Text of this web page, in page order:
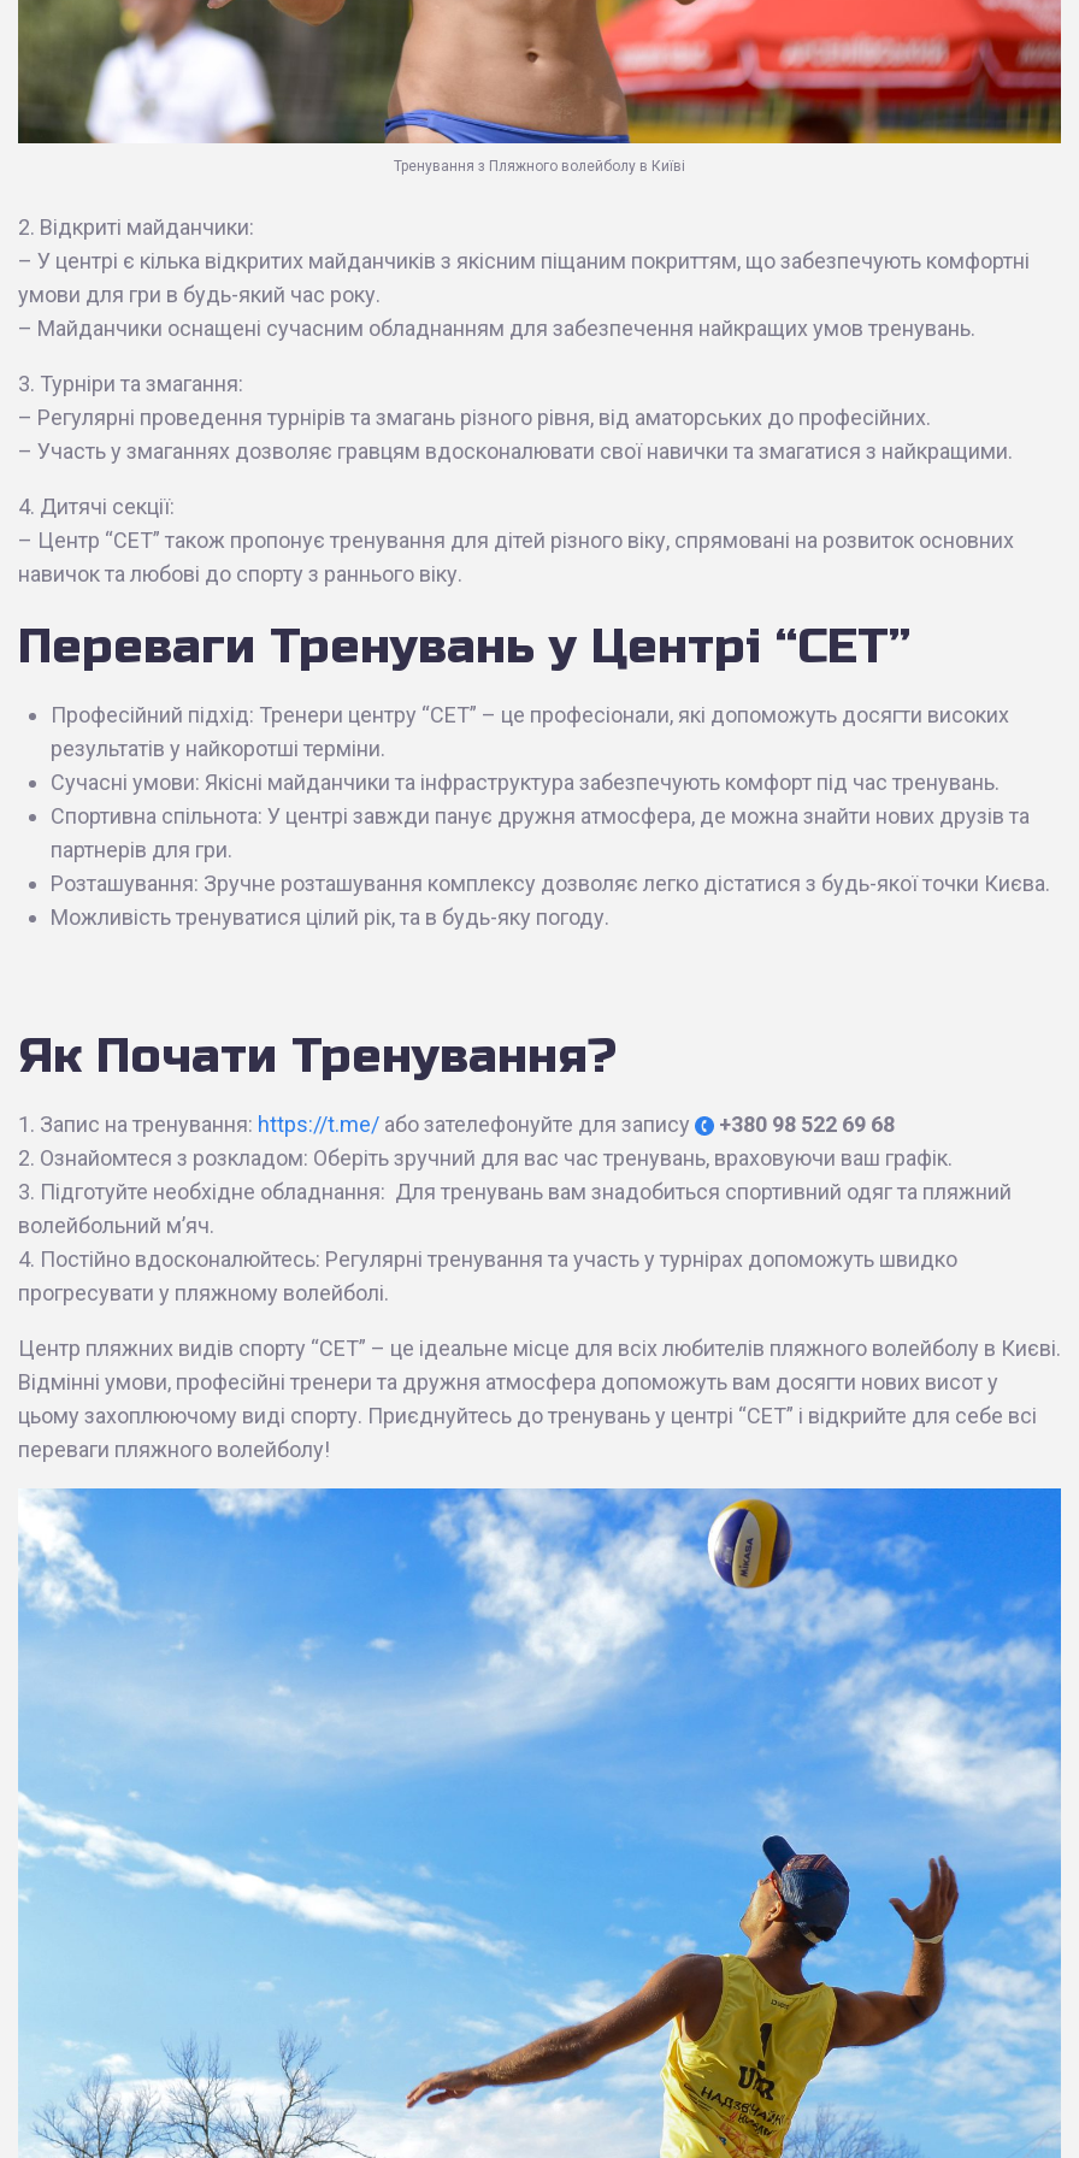
Тренування з Пляжного волейболу в Київі
2. Відкриті майданчики:
– У центрі є кілька відкритих майданчиків з якісним піщаним покриттям, що забезпечують комфортні
умови для гри в будь-який час року.
– Майданчики оснащені сучасним обладнанням для забезпечення найкращих умов тренувань.
3. Турніри та змагання:
– Регулярні проведення турнірів та змагань різного рівня, від аматорських до професійних.
– Участь у змаганнях дозволяє гравцям вдосконалювати свої навички та змагатися з найкращими.
4. Дитячі секції:
– Центр “СЕТ” також пропонує тренування для дітей різного віку, спрямовані на розвиток основних
навичок та любові до спорту з раннього віку.
Переваги Тренувань у Центрі “СЕТ”
Професійний підхід: Тренери центру “СЕТ” – це професіонали, які допоможуть досягти високих
результатів у найкоротші терміни.
Сучасні умови: Якісні майданчики та інфраструктура забезпечують комфорт під час тренувань.
Спортивна спільнота: У центрі завжди панує дружня атмосфера, де можна знайти нових друзів та
партнерів для гри.
Розташування: Зручне розташування комплексу дозволяє легко дістатися з будь-якої точки Києва.
Можливість тренуватися цілий рік, та в будь-яку погоду.
Як Почати Тренування?
1. Запис на тренування: https://t.me/ або зателефонуйте для запису
+380 98 522 69 68
2. Ознайомтеся з розкладом: Оберіть зручний для вас час тренувань, враховуючи ваш графік.
3. Підготуйте необхідне обладнання: Для тренувань вам знадобиться спортивний одяг та пляжний
волейбольний м’яч.
4. Постійно вдосконалюйтесь: Регулярні тренування та участь у турнірах допоможуть швидко
прогресувати у пляжному волейболі.
Центр пляжних видів спорту “СЕТ” – це ідеальне місце для всіх любителів пляжного волейболу в Києві.
Відмінні умови, професійні тренери та дружня атмосфера допоможуть вам досягти нових висот у
цьому захоплюючому виді спорту. Приєднуйтесь до тренувань у центрі “СЕТ” і відкрийте для себе всі
переваги пляжного волейболу!